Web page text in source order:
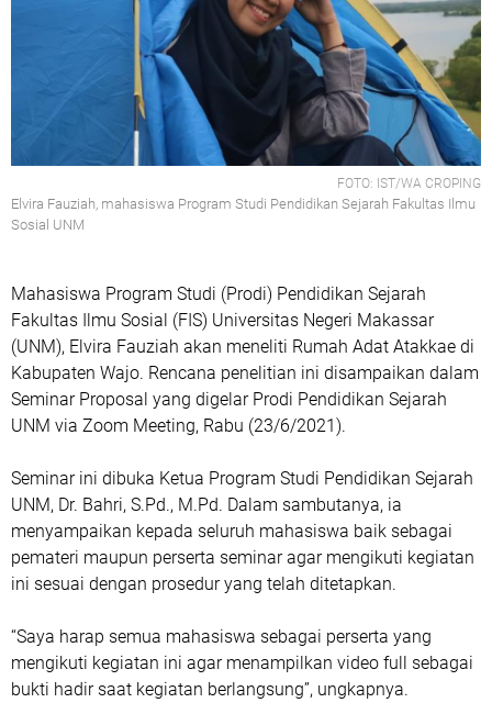
FOTO: IST/WA CROPING
Elvira Fauziah, mahasiswa Program Studi Pendidikan Sejarah Fakultas Ilmu
Sosial UNM
Mahasiswa Program Studi (Prodi) Pendidikan Sejarah
Fakultas Ilmu Sosial (FIS) Universitas Negeri Makassar
(UNM), Elvira Fauziah akan meneliti Rumah Adat Atakkae di
Kabupaten Wajo. Rencana penelitian ini disampaikan dalam
Seminar Proposal yang digelar Prodi Pendidikan Sejarah
UNM via Zoom Meeting, Rabu (23/6/2021).
Seminar ini dibuka Ketua Program Studi Pendidikan Sejarah
UNM, Dr. Bahri, S.Pd., M.Pd. Dalam sambutanya, ia
menyampaikan kepada seluruh mahasiswa baik sebagai
pemateri maupun perserta seminar agar mengikuti kegiatan
ini sesuai dengan prosedur yang telah ditetapkan.
“Saya harap semua mahasiswa sebagai perserta yang
mengikuti kegiatan ini agar menampilkan video full sebagai
bukti hadir saat kegiatan berlangsung”, ungkapnya.